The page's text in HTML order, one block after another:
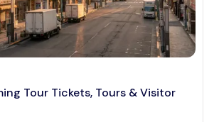
Tour Tickets, Tours & Visitor